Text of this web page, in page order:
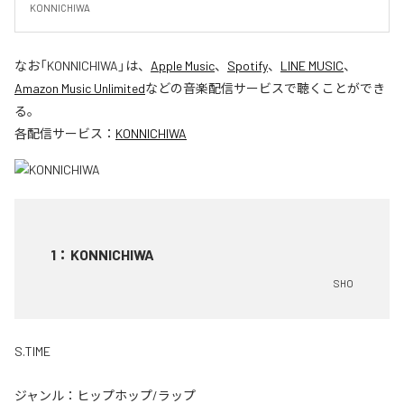
KONNICHIWA
なお「KONNICHIWA 」は、 Apple Music、 Spotify、 LINE MUSIC、
Amazon Music Unlimitedなどの音楽配信サービスで聴くことができ
る。
各配信サービス： KONNICHIWA
1 ： KONNICHIWA
SHO
S.TIME
ジャンル： ヒップホップ/ラップ